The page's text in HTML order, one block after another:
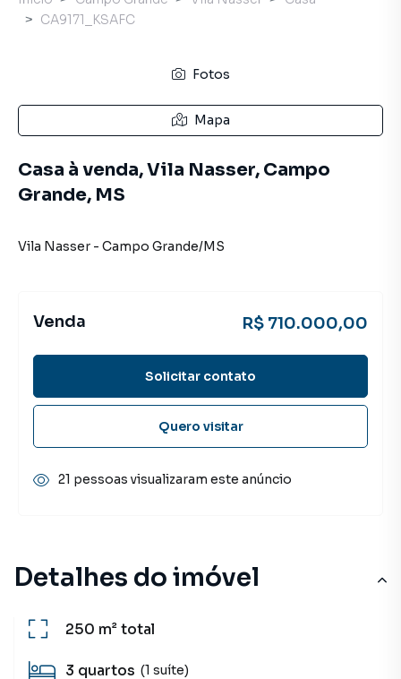
Detalhes do imóvel
250 m²total
3 quartos (1 suíte)
CA9171_KSAFC
Fotos
Mapa
Casa à venda, Vila Nasser, Campo
Grande, MS
Vila Nasser - Campo Grande/MS
Venda R$ 710.000,00
Solicitar contato
Quero visitar
21 pessoas visualizaram este anúncio